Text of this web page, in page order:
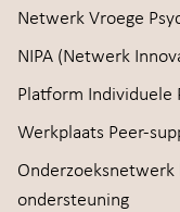
Netwerk Vroege
NIPA (Netwerk
Platform Individuele
Werkplaats Peer-
ondersteuning